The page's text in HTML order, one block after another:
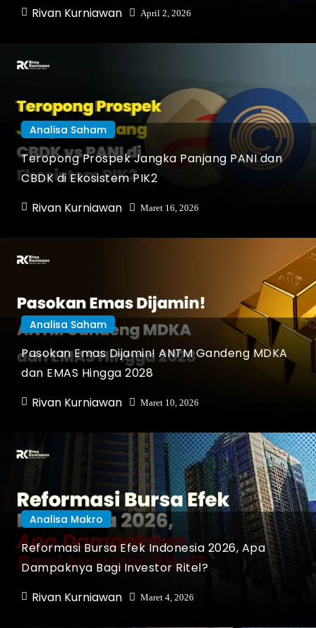
Rivan Kurniawan
April 2, 2026
Analisa Saham
Teropong Prospek Jangka Panjang PANI dan
CBDK di Ekosistem PIK2
Rivan Kurniawan
Maret 16, 2026
Analisa Saham
Pasokan Emas Dijamin! ANTM Gandeng MDKA
dan EMAS Hingga 2028
Rivan Kurniawan
Maret 10, 2026
Analisa Makro
Reformasi Bursa Efek Indonesia 2026, Apa
Dampaknya Bagi Investor Ritel?
Rivan Kurniawan
Maret 4, 2026